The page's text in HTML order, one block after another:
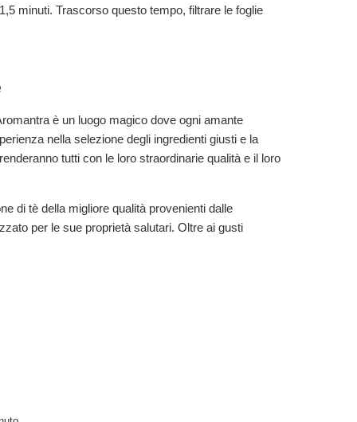
minuti. Trascorso questo tempo, filtrare le foglie
è un luogo magico dove ogni amante
nella selezione degli ingredienti giusti e la
tutti con le loro straordinarie qualità e il loro
di tè della migliore qualità provenienti dalle
per le sue proprietà salutari. Oltre ai gusti